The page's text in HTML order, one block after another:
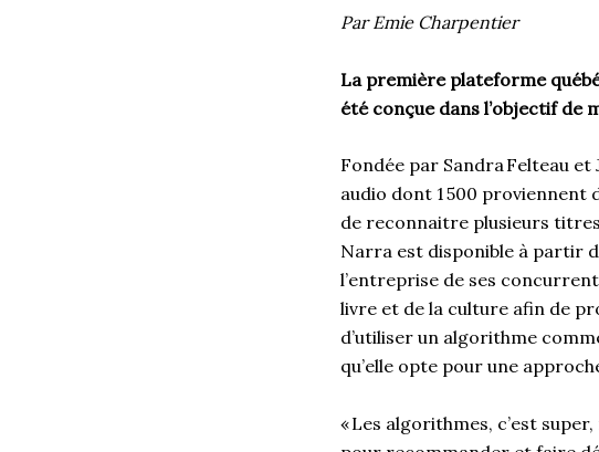
Par Emie Charpentier
La première plateforme
été conçue dans l’objectif de
Fondée par Sandra Felteau
audio dont 1 500 proviennent
de reconnaitre plusieurs titres
Narra est disponible à partir
l’entreprise de ses
livre et de la culture afin de
d’utiliser un algorithme
qu’elle opte pour une
« Les algorithmes, c’est